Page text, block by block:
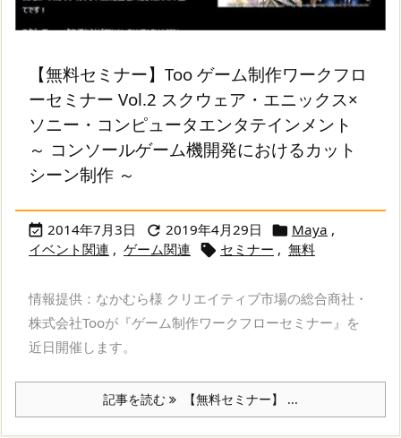
【無料セミナー】Too ゲーム制作ワークフロ
ーセミナー Vol.2 スクウェア・エニックス×
ソニー・コンピュータエンタテインメント
～ コンソールゲーム機開発におけるカット
シーン制作 ～
 2014年7月3日  2019年4月29日  Maya ,
イベント関連 , ゲーム関連  セミナー , 無料
情報提供：なかむら様 クリエイティブ市場の総合商社・
株式会社Tooが『ゲーム制作ワークフローセミナー』を
近日開催します。
記事を読む 【無料セミナー】 ...